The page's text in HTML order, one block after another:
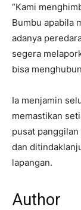
“Kami
Bumbu apabila
adanya
segera
bisa
Ia menjamin
memastikan
pusat
dan
lapangan.
Author